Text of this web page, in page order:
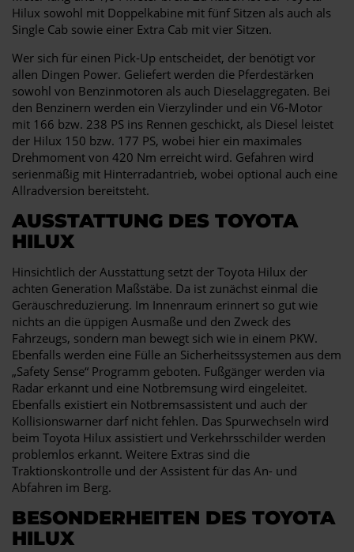
Hilux sowohl mit Doppelkabine mit fünf Sitzen als auch als
Single Cab sowie einer Extra Cab mit vier Sitzen.
Wer sich für einen Pick-Up entscheidet, der benötigt vor
allen Dingen Power. Geliefert werden die Pferdestärken
sowohl von Benzinmotoren als auch Dieselaggregaten. Bei
den Benzinern werden ein Vierzylinder und ein V6-Motor
mit 166 bzw. 238 PS ins Rennen geschickt, als Diesel leistet
der Hilux 150 bzw. 177 PS, wobei hier ein maximales
Drehmoment von 420 Nm erreicht wird. Gefahren wird
serienmäßig mit Hinterradantrieb, wobei optional auch eine
Allradversion bereitsteht.
AUSSTATTUNG DES TOYOTA
HILUX
Hinsichtlich der Ausstattung setzt der Toyota Hilux der
achten Generation Maßstäbe. Da ist zunächst einmal die
Geräuschreduzierung. Im Innenraum erinnert so gut wie
nichts an die üppigen Ausmaße und den Zweck des
Fahrzeugs, sondern man bewegt sich wie in einem PKW.
Ebenfalls werden eine Fülle an Sicherheitssystemen aus dem
„Safety Sense“ Programm geboten. Fußgänger werden via
Radar erkannt und eine Notbremsung wird eingeleitet.
Ebenfalls existiert ein Notbremsassistent und auch der
Kollisionswarner darf nicht fehlen. Das Spurwechseln wird
beim Toyota Hilux assistiert und Verkehrsschilder werden
problemlos erkannt. Weitere Extras sind die
Traktionskontrolle und der Assistent für das An- und
Abfahren im Berg.
BESONDERHEITEN DES TOYOTA
HILUX